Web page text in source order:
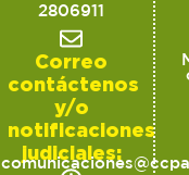
2806911
Correo
contáctenos
y/o
notificaciones
judiciales: